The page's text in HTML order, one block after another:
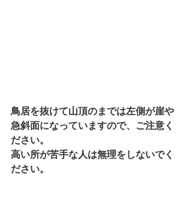
鳥居を抜けて山頂のまでは左側が崖や
急斜面になっていますので、ご注意く
ださい。
高い所が苦手な人は無理をしないでく
ださい。